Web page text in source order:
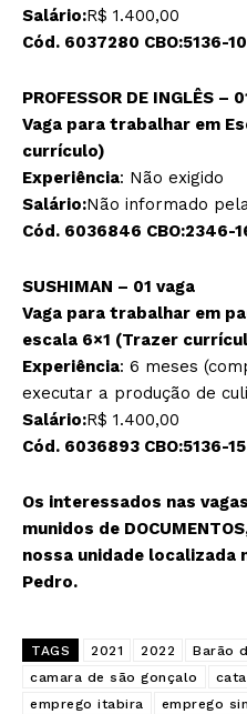
Salário:R$ 1.400,00
Cód. 6037280 CBO:5136-10
PROFESSOR DE INGLÊS –
Vaga para trabalhar em
currículo)
Experiência: Não exigido
Salário:Não informado
Cód. 6036846 CBO:2346-
SUSHIMAN – 01 vaga
Vaga para trabalhar em
escala 6×1 (Trazer
Experiência: 6 meses
executar a produção de
Salário:R$ 1.400,00
Cód. 6036893 CBO:5136-15
Os interessados nas
munidos de
nossa unidade localizada
Pedro.
TAGS 2021 2022
Barão
camara de são gonçalo
emprego itabira
emprego